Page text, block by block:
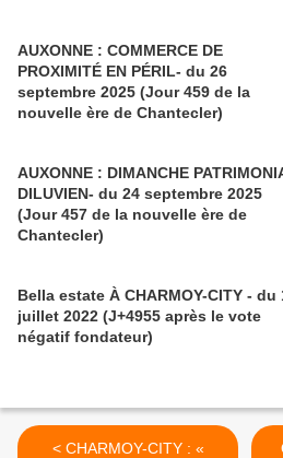
AUXONNE : COMMERCE DE
PROXIMITÉ EN PÉRIL- du 26
septembre 2025 (Jour 459 de la
nouvelle ère de Chantecler)
AUXONNE : DIMANCHE
DILUVIEN- du 24 septembre 2025
(Jour 457 de la nouvelle ère de
Chantecler)
Bella estate À CHARMOY-CITY - du
juillet 2022 (J+4955 après le vote
négatif fondateur)
< CHARMOY-CITY : «